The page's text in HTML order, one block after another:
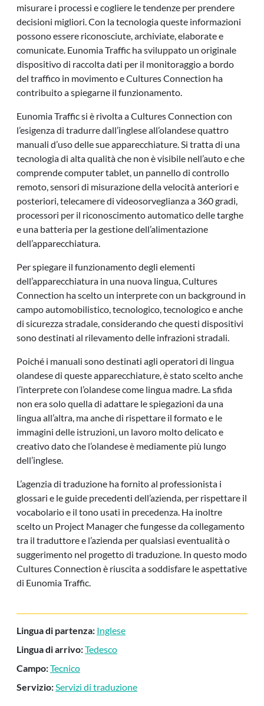
misurare i processi e cogliere le tendenze per prendere
decisioni migliori. Con la tecnologia queste informazioni
possono essere riconosciute, archiviate, elaborate e
comunicate. Eunomia Traffic ha sviluppato un originale
dispositivo di raccolta dati per il monitoraggio a bordo
del traffico in movimento e Cultures Connection ha
contribuito a spiegarne il funzionamento.
Eunomia Traffic si è rivolta a Cultures Connection con
l’esigenza di tradurre dall’inglese all’olandese quattro
manuali d’uso delle sue apparecchiature. Si tratta di una
tecnologia di alta qualità che non è visibile nell’auto e che
comprende computer tablet, un pannello di controllo
remoto, sensori di misurazione della velocità anteriori e
posteriori, telecamere di videosorveglianza a 360 gradi,
processori per il riconoscimento automatico delle targhe
e una batteria per la gestione dell’alimentazione
dell’apparecchiatura.
Per spiegare il funzionamento degli elementi
dell’apparecchiatura in una nuova lingua, Cultures
Connection ha scelto un interprete con un background in
campo automobilistico, tecnologico, tecnologico e anche
di sicurezza stradale, considerando che questi dispositivi
sono destinati al rilevamento delle infrazioni stradali.
Poiché i manuali sono destinati agli operatori di lingua
olandese di queste apparecchiature, è stato scelto anche
l’interprete con l’olandese come lingua madre. La sfida
non era solo quella di adattare le spiegazioni da una
lingua all’altra, ma anche di rispettare il formato e le
immagini delle istruzioni, un lavoro molto delicato e
creativo dato che l’olandese è mediamente più lungo
dell’inglese.
L’agenzia di traduzione ha fornito al professionista i
glossari e le guide precedenti dell’azienda, per rispettare il
vocabolario e il tono usati in precedenza. Ha inoltre
scelto un Project Manager che fungesse da collegamento
tra il traduttore e l’azienda per qualsiasi eventualità o
suggerimento nel progetto di traduzione. In questo modo
Cultures Connection è riuscita a soddisfare le aspettative
di Eunomia Traffic.
Lingua di partenza: Inglese
Lingua di arrivo:Tedesco
Campo:Tecnico
Servizio:Servizi di traduzione